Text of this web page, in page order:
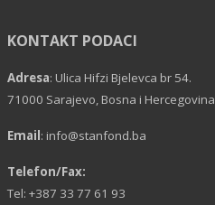
KONTAKT PODACI
Adresa: Ulica Hifzi Bjelevca br 54.
71000 Sarajevo, Bosna i Hercegovina
Email: info@stanfond.ba
Telefon/Fax:
Tel: +387 33 77 61 93